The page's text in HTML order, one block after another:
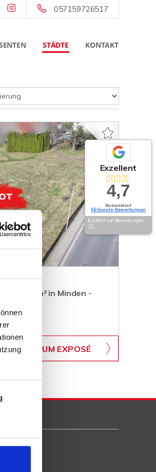
057159726517
STÄDTE KONTAKT
3.000 m² in Minden -
ZUM EXPOSÉ
Exzellent
4,7
Basierend auf
56 Google-Bewertungen
Echtheit von Bewertungen